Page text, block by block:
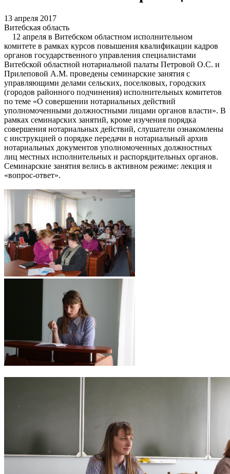
13 апреля 2017
Витебская область
12 апреля в Витебском областном исполнительном
комитете в рамках курсов повышения квалификации кадров
органов государственного управления специалистами
Витебской областной нотариальной палаты Петровой О.С. и
Прилеповой А.М. проведены семинарские занятия с
управляющими делами сельских, поселковых, городских
(городов районного подчинения) исполнительных комитетов
по теме «О совершении нотариальных действий
уполномоченными должностными лицами органов власти». В
рамках семинарских занятий, кроме изучения порядка
совершения нотариальных действий, слушатели ознакомлены
с инструкцией о порядке передачи в нотариальный архив
нотариальных документов уполномоченных должностных
лиц местных исполнительных и распорядительных органов.
Семинарские занятия велись в активном режиме: лекция и
«вопрос-ответ».